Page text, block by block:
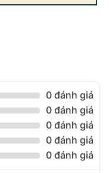
0 đánh giá
0 đánh giá
0 đánh giá
0 đánh giá
0 đánh giá